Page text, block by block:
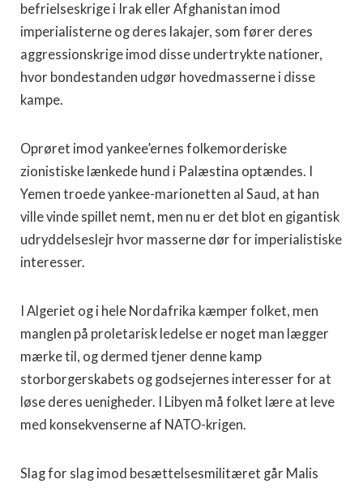
befrielseskrige i Irak eller Afghanistan imod
imperialisterne og deres lakajer, som fører deres
aggressionskrige imod disse undertrykte nationer,
hvor bondestanden udgør hovedmasserne i disse
kampe.
Oprøret imod yankee’ernes folkemorderiske
zionistiske lænkede hund i Palæstina optændes. I
Yemen troede yankee-marionetten al Saud, at han
ville vinde spillet nemt, men nu er det blot en gigantisk
udryddelseslejr hvor masserne dør for imperialistiske
interesser.
I Algeriet og i hele Nordafrika kæmper folket, men
manglen på proletarisk ledelse er noget man lægger
mærke til, og dermed tjener denne kamp
storborgerskabets og godsejernes interesser for at
løse deres uenigheder. I Libyen må folket lære at leve
med konsekvenserne af NATO-krigen.
Slag for slag imod besættelsesmilitæret går Malis